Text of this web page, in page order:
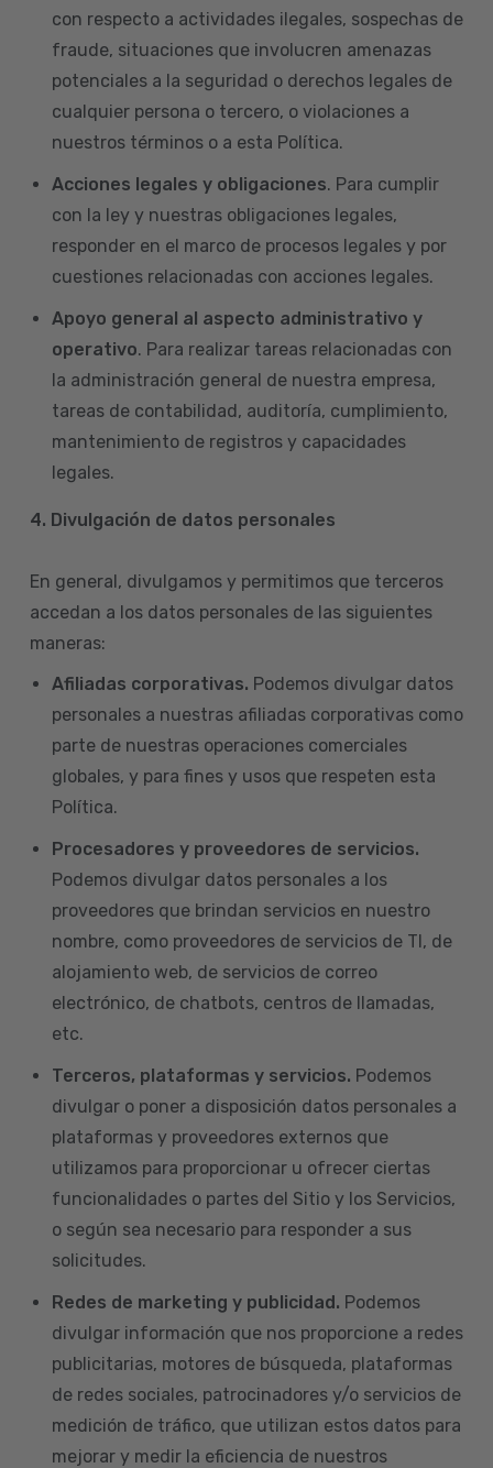
con respecto a actividades ilegales, sospechas de
fraude, situaciones que involucren amenazas
potenciales a la seguridad o derechos legales de
cualquier persona o tercero, o violaciones a
nuestros términos o a esta Política.
Acciones legales y obligaciones. Para cumplir
con la ley y nuestras obligaciones legales,
responder en el marco de procesos legales y por
cuestiones relacionadas con acciones legales.
Apoyo general al aspecto administrativo y
operativo. Para realizar tareas relacionadas con
la administración general de nuestra empresa,
tareas de contabilidad, auditoría, cumplimiento,
mantenimiento de registros y capacidades
legales.
4. Divulgación de datos personales
En general, divulgamos y permitimos que terceros
accedan a los datos personales de las siguientes
maneras:
Afiliadas corporativas. Podemos divulgar datos
personales a nuestras afiliadas corporativas como
parte de nuestras operaciones comerciales
globales, y para fines y usos que respeten esta
Política.
Procesadores y proveedores de servicios.
Podemos divulgar datos personales a los
proveedores que brindan servicios en nuestro
nombre, como proveedores de servicios de TI, de
alojamiento web, de servicios de correo
electrónico, de chatbots, centros de llamadas,
etc.
Terceros, plataformas y servicios. Podemos
divulgar o poner a disposición datos personales a
plataformas y proveedores externos que
utilizamos para proporcionar u ofrecer ciertas
funcionalidades o partes del Sitio y los Servicios,
o según sea necesario para responder a sus
solicitudes.
Redes de marketing y publicidad. Podemos
divulgar información que nos proporcione a redes
publicitarias, motores de búsqueda, plataformas
de redes sociales, patrocinadores y/o servicios de
medición de tráfico, que utilizan estos datos para
mejorar y medir la eficiencia de nuestros